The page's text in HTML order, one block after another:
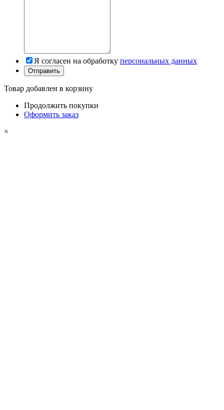
Я согласен на обработку персональных данных
Товар добавлен в корзину
Продолжить покупки
Оформить заказ
×